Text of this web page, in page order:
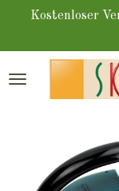
Zum
springen
Kostenloser